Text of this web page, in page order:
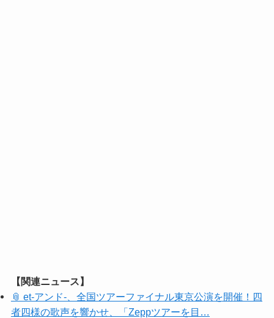
【関連ニュース】
📎 et-アンド-、全国ツアーファイナル東京公演を開催！四
者四様の歌声を響かせ、「Zeppツアーを目…